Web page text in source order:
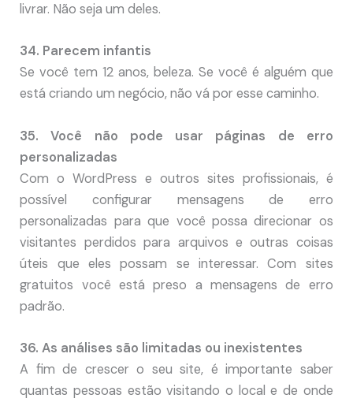
livrar. Não seja um deles.
34. Parecem infantis
Se você tem 12 anos, beleza. Se você é alguém que
está criando um negócio, não vá por esse caminho.
35. Você não pode usar páginas de erro
personalizadas
Com o WordPress e outros sites profissionais, é
possível configurar mensagens de erro
personalizadas para que você possa direcionar os
visitantes perdidos para arquivos e outras coisas
úteis que eles possam se interessar. Com sites
gratuitos você está preso a mensagens de erro
padrão.
36. As análises são limitadas ou inexistentes
A fim de crescer o seu site, é importante saber
quantas pessoas estão visitando o local e de onde